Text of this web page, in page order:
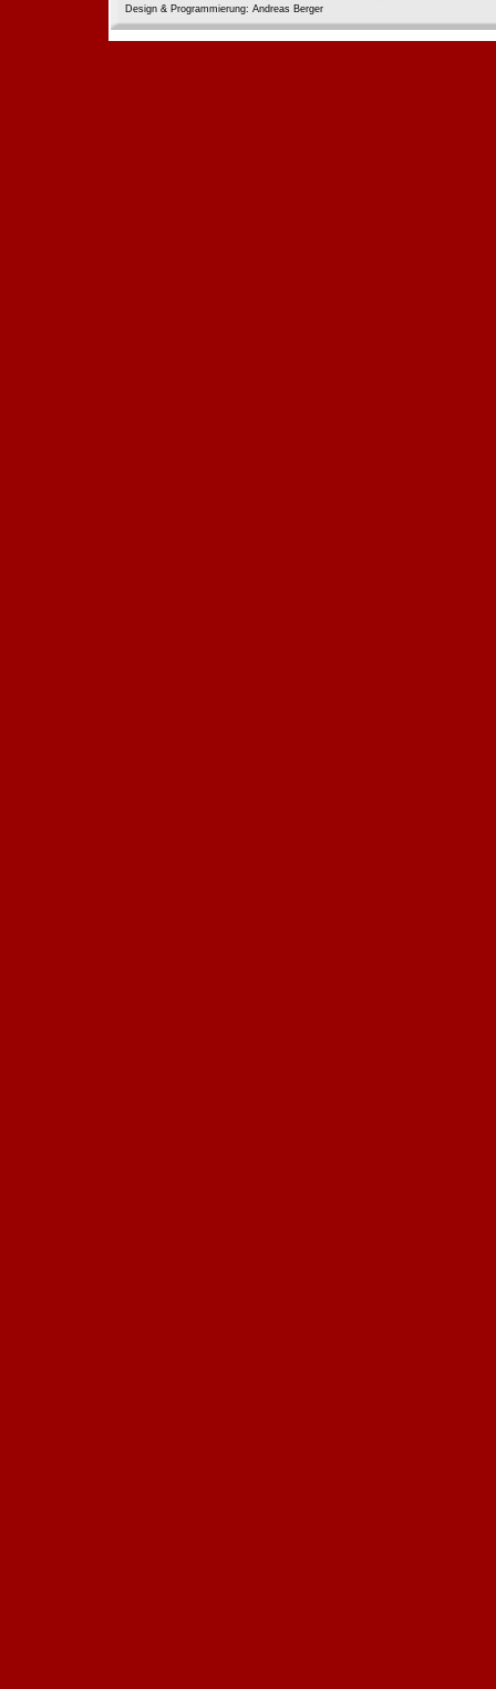
Design & Programmierung: Andreas Berger